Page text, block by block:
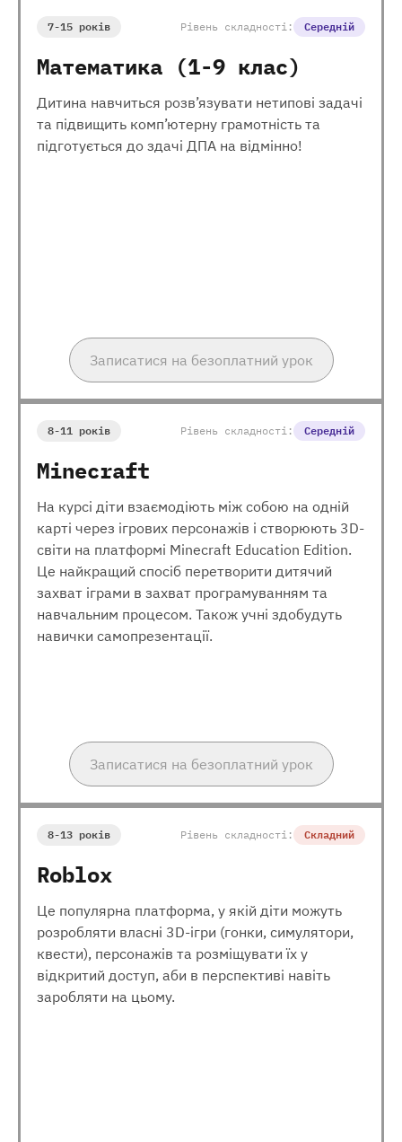
7-15 років Рівень складності: Середній
Математика (1-9 клас)
Дитина навчиться розв’язувати нетипові задачі
та підвищить комп’ютерну грамотність та
підготується до здачі ДПА на відмінно!
Записатися на безоплатний урок
8-11 років Рівень складності: Середній
Minecraft
На курсі діти взаємодіють між собою на одній
карті через ігрових персонажів і створюють 3D-
світи на платформі Minecraft Education Edition.
Це найкращий спосіб перетворити дитячий
захват іграми в захват програмуванням та
навчальним процесом. Також учні здобудуть
навички самопрезентації.
Записатися на безоплатний урок
8-13 років Рівень складності: Складний
Roblox
Це популярна платформа, у якій діти можуть
розробляти власні 3D-ігри (гонки, симулятори,
квести), персонажів та розміщувати їх у
відкритий доступ, аби в перспективі навіть
заробляти на цьому.